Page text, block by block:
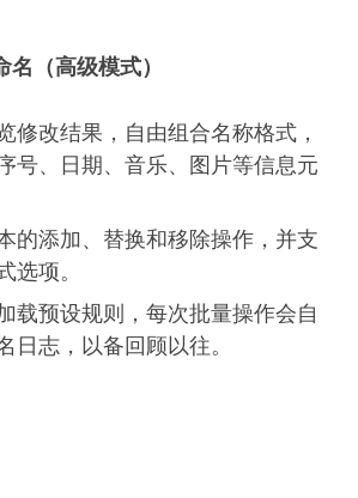
名（高级模式）
修改结果，自由组合名称格式，
号、日期、音乐、图片等信息元
的添加、替换和移除操作，并支
选项。
载预设规则，每次批量操作会自
日志，以备回顾以往。